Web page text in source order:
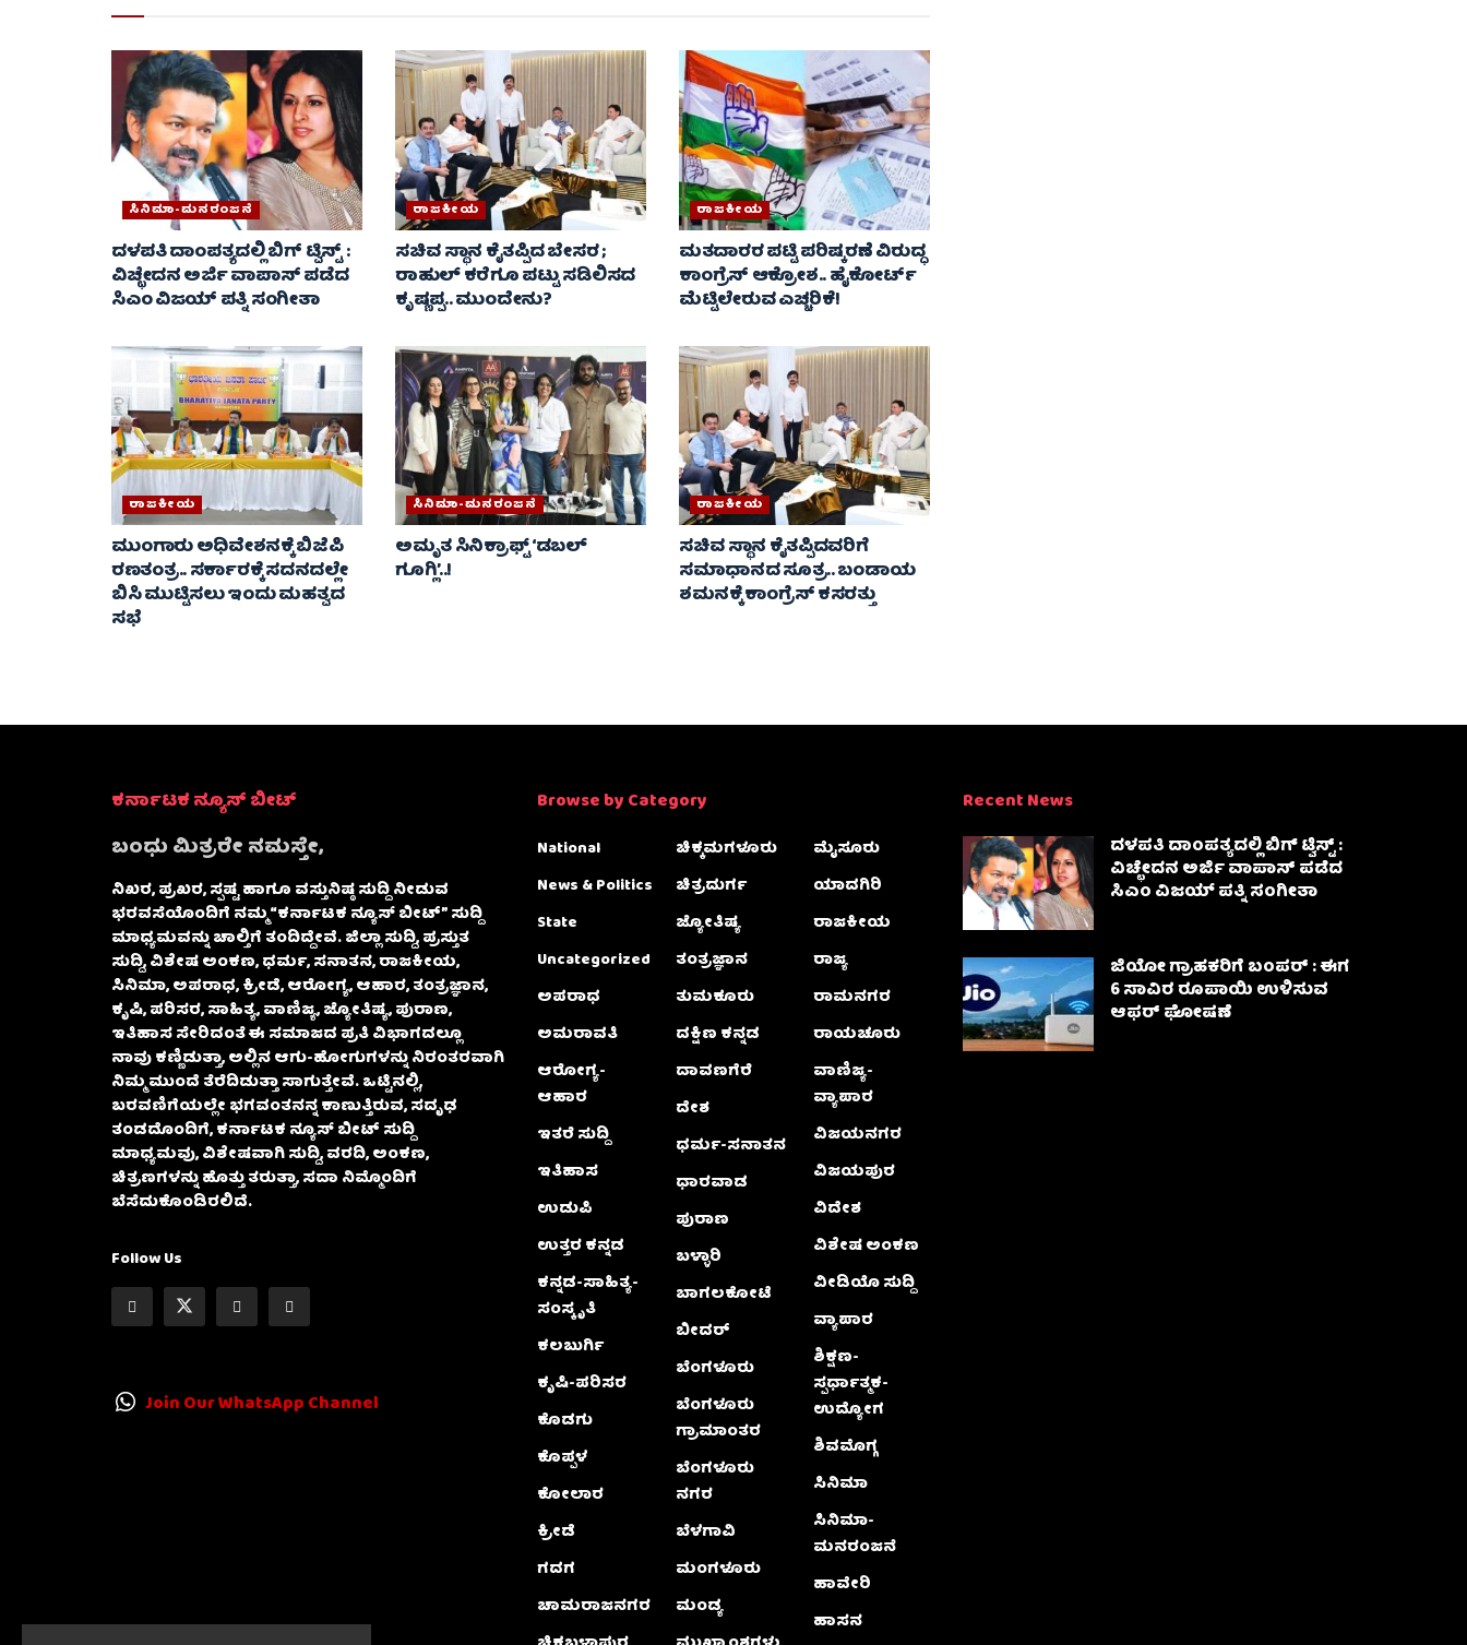
ಸಿನಿಮಾ-ಮನರಂಜನೆ
ದಳಪತಿ ದಾಂಪತ್ಯದಲ್ಲಿ ಬಿಗ್ ಟ್ವಿಸ್ಟ್ :
ವಿಚ್ಛೇದನ ಅರ್ಜಿ ವಾಪಾಸ್‌ ಪಡೆದ
ಸಿಎಂ ವಿಜಯ್ ಪತ್ನಿ ಸಂಗೀತಾ‌
ರಾಜಕೀಯ
ಸಚಿವ ಸ್ಥಾನ ಕೈತಪ್ಪಿದ ಬೇಸರ ;
ರಾಹುಲ್ ಕರೆಗೂ ಪಟ್ಟು ಸಡಿಲಿಸದ
ಕೃಷ್ಣಪ್ಪ.. ಮುಂದೇನು?
ರಾಜಕೀಯ
ಮತದಾರರ ಪಟ್ಟಿ ಪರಿಷ್ಕರಣೆ ವಿರುದ್ಧ
ಕಾಂಗ್ರೆಸ್ ಆಕ್ರೋಶ.. ಹೈಕೋರ್ಟ್
ಮೆಟ್ಟಿಲೇರುವ ಎಚ್ಚರಿಕೆ!
ರಾಜಕೀಯ
ಮುಂಗಾರು ಅಧಿವೇಶನಕ್ಕೆ ಬಿಜೆಪಿ
ರಣತಂತ್ರ.. ಸರ್ಕಾರಕ್ಕೆ ಸದನದಲ್ಲೇ
ಬಿಸಿ ಮುಟ್ಟಿಸಲು ಇಂದು ಮಹತ್ವದ
ಸಭೆ
ಸಿನಿಮಾ-ಮನರಂಜನೆ
ಅಮೃತ ಸಿನಿಕ್ರಾಫ್ಟ್ ‘ಡಬಲ್
ಗೂಗ್ಲಿ’..!
ರಾಜಕೀಯ
ಸಚಿವ ಸ್ಥಾನ ಕೈತಪ್ಪಿದವರಿಗೆ
ಸಮಾಧಾನದ ಸೂತ್ರ.. ಬಂಡಾಯ
ಶಮನಕ್ಕೆ ಕಾಂಗ್ರೆಸ್ ಕಸರತ್ತು
ಕರ್ನಾಟಕ ನ್ಯೂಸ್ ಬೀಟ್
ಬಂಧು ಮಿತ್ರರೇ ನಮಸ್ತೇ,
ನಿಖರ, ಪ್ರಖರ, ಸ್ಪಷ್ಟ ಹಾಗೂ ವಸ್ತುನಿಷ್ಠ ಸುದ್ದಿ ನೀಡುವ
ಭರವಸೆಯೊಂದಿಗೆ ನಮ್ಮ “ಕರ್ನಾಟಕ ನ್ಯೂಸ್ ಬೀಟ್” ಸುದ್ದಿ
ಮಾಧ್ಯಮವನ್ನು ಚಾಲ್ತಿಗೆ ತಂದಿದ್ದೇವೆ. ಜಿಲ್ಲಾ ಸುದ್ದಿ, ಪ್ರಸ್ತುತ
ಸುದ್ದಿ, ವಿಶೇಷ ಅಂಕಣ, ಧರ್ಮ, ಸನಾತನ, ರಾಜಕೀಯ,
ಸಿನಿಮಾ, ಅಪರಾಧ, ಕ್ರೀಡೆ, ಆರೋಗ್ಯ, ಆಹಾರ, ತಂತ್ರಜ್ಞಾನ,
ಕೃಷಿ, ಪರಿಸರ, ಸಾಹಿತ್ಯ, ವಾಣಿಜ್ಯ, ಜ್ಯೋತಿಷ್ಯ, ಪುರಾಣ,
ಇತಿಹಾಸ ಸೇರಿದಂತೆ ಈ ಸಮಾಜದ ಪ್ರತಿ ವಿಭಾಗದಲ್ಲೂ
ನಾವು ಕಣ್ಣಿಡುತ್ತಾ, ಅಲ್ಲಿನ ಆಗು-ಹೋಗುಗಳನ್ನು ನಿರಂತರವಾಗಿ
ನಿಮ್ಮ ಮುಂದೆ ತೆರೆದಿಡುತ್ತಾ ಸಾಗುತ್ತೇವೆ. ಒಟ್ಟಿನಲ್ಲಿ,
ಬರವಣಿಗೆಯಲ್ಲೇ ಭಗವಂತನನ್ನ ಕಾಣುತ್ತಿರುವ, ಸದೃಢ
ತಂಡದೊಂದಿಗೆ, ಕರ್ನಾಟಕ ನ್ಯೂಸ್ ಬೀಟ್ ಸುದ್ದಿ
ಮಾಧ್ಯಮವು, ವಿಶೇಷವಾಗಿ ಸುದ್ದಿ, ವರದಿ, ಅಂಕಣ,
ಚಿತ್ರಣಗಳನ್ನು ಹೊತ್ತು ತರುತ್ತಾ, ಸದಾ ನಿಮ್ಮೊಂದಿಗೆ
ಬೆಸೆದುಕೊಂಡಿರಲಿದೆ.
Follow Us
Join Our WhatsApp Channel
Browse by Category
National
News & Politics
State
Uncategorized
ಅಪರಾಧ
ಅಮರಾವತಿ
ಆರೋಗ್ಯ-
ಆಹಾರ
ಇತರೆ ಸುದ್ದಿ
ಇತಿಹಾಸ
ಉಡುಪಿ
ಉತ್ತರ ಕನ್ನಡ
ಕನ್ನಡ-ಸಾಹಿತ್ಯ-
ಸಂಸ್ಕೃತಿ
ಕಲಬುರ್ಗಿ
ಕೃಷಿ-ಪರಿಸರ
ಕೊಡಗು
ಕೊಪ್ಪಳ
ಕೋಲಾರ
ಕ್ರೀಡೆ
ಗದಗ
ಚಾಮರಾಜನಗರ
ಚಿಕ್ಕಮಗಳೂರು
ಚಿತ್ರದುರ್ಗ
ಜ್ಯೋತಿಷ್ಯ
ತಂತ್ರಜ್ಞಾನ
ತುಮಕೂರು
ದಕ್ಷಿಣ ಕನ್ನಡ
ದಾವಣಗೆರೆ
ದೇಶ
ಧರ್ಮ-ಸನಾತನ
ಧಾರವಾಡ
ಪುರಾಣ
ಬಳ್ಳಾರಿ
ಬಾಗಲಕೋಟೆ
ಬೀದರ್
ಬೆಂಗಳೂರು
ಬೆಂಗಳೂರು
ಗ್ರಾಮಾಂತರ
ಬೆಂಗಳೂರು
ನಗರ
ಬೆಳಗಾವಿ
ಮಂಗಳೂರು
ಮಂಡ್ಯ
ಮೈಸೂರು
ಯಾದಗಿರಿ
ರಾಜಕೀಯ
ರಾಜ್ಯ
ರಾಮನಗರ
ರಾಯಚೂರು
ವಾಣಿಜ್ಯ-
ವ್ಯಾಪಾರ
ವಿಜಯನಗರ
ವಿಜಯಪುರ
ವಿದೇಶ
ವಿಶೇಷ ಅಂಕಣ
ವೀಡಿಯೊ ಸುದ್ದಿ
ವ್ಯಾಪಾರ
ಶಿಕ್ಷಣ-
ಸ್ಪರ್ಧಾತ್ಮಕ-
ಉದ್ಯೋಗ
ಶಿವಮೊಗ್ಗ
ಸಿನಿಮಾ
ಸಿನಿಮಾ-
ಮನರಂಜನೆ
ಹಾವೇರಿ
ಹಾಸನ
Recent News
ದಳಪತಿ ದಾಂಪತ್ಯದಲ್ಲಿ ಬಿಗ್ ಟ್ವಿಸ್ಟ್ :
ವಿಚ್ಛೇದನ ಅರ್ಜಿ ವಾಪಾಸ್‌ ಪಡೆದ
ಸಿಎಂ ವಿಜಯ್ ಪತ್ನಿ ಸಂಗೀತಾ‌
ಜಿಯೋ ಗ್ರಾಹಕರಿಗೆ ಬಂಪರ್ : ಈಗ
6 ಸಾವಿರ ರೂಪಾಯಿ ಉಳಿಸುವ
ಆಫರ್ ಘೋಷಣೆ